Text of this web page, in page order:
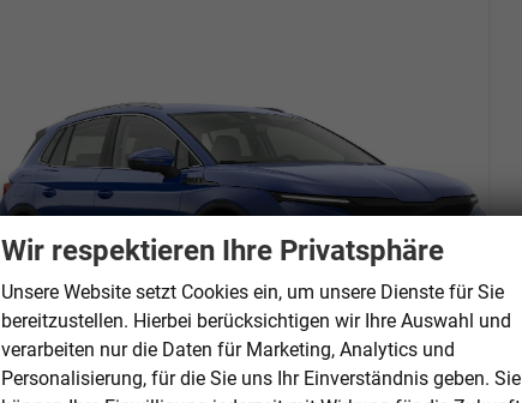
Skoda Elroq
Wir respektieren Ihre Privatsphäre
Unsere Website setzt Cookies ein, um unsere Dienste für Sie
bereitzustellen. Hierbei berücksichtigen wir Ihre Auswahl und
verarbeiten nur die Daten für Marketing, Analytics und
Personalisierung, für die Sie uns Ihr Einverständnis geben. Sie